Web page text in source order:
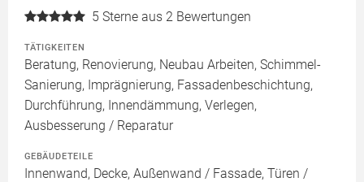
5 Sterne aus 2 Bewertungen
TÄTIGKEITEN
Beratung, Renovierung, Neubau Arbeiten, Schimmel-
Sanierung, Imprägnierung, Fassadenbeschichtung,
Durchführung, Innendämmung, Verlegen,
Ausbesserung / Reparatur
GEBÄUDETEILE
Innenwand, Decke, Außenwand / Fassade, Türen /